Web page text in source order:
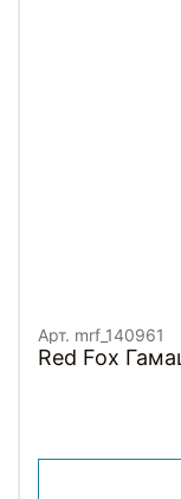
Арт. mrf_140961
Red Fox